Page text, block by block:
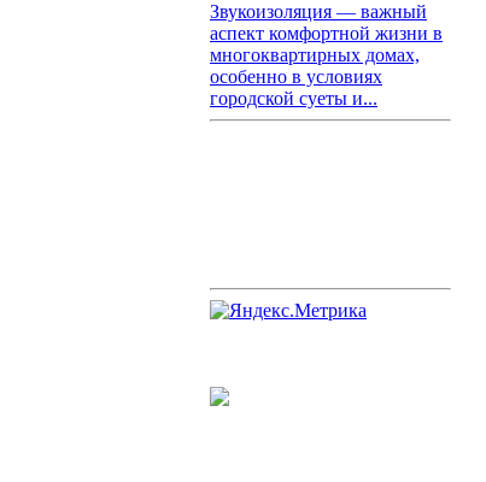
Звукоизоляция — важный
аспект комфортной жизни в
многоквартирных домах,
особенно в условиях
городской суеты и...